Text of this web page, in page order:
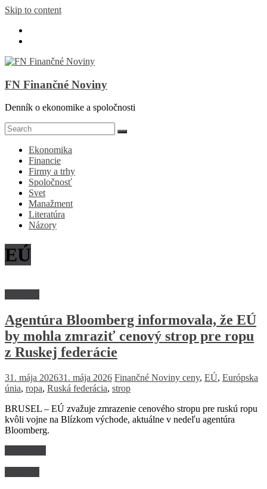
Skip to content
FN Finančné Noviny
Denník o ekonomike a spoločnosti
Ekonomika
Financie
Firmy a trhy
Spoločnosť
Svet
Manažment
Literatúra
Názory
EÚ
Agentúra Bloomberg informovala, že EÚ
by mohla zmraziť cenový strop pre ropu
z Ruskej federácie
31. mája 202631. mája 2026 Finančné Noviny ceny, EÚ, Európska
únia, ropa, Ruská federácia, strop
BRUSEL – EÚ zvažuje zmrazenie cenového stropu pre ruskú ropu
kvôli vojne na Blízkom východe, aktuálne v nedeľu agentúra
Bloomberg.